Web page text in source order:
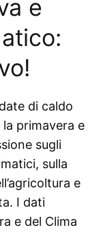
e
di caldo
primavera e
sugli
sulla
e
I dati
e del Clima